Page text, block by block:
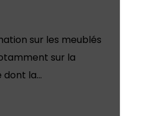
sur les meublés
sur la
la...